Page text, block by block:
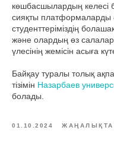
көшбасшылардың келесі
сияқты платформаларды
студенттеріміздің
және олардың өз
үлесінің жемісін асыға
Байқау туралы толық
тізімін Назарбаев
болады.
01.10.2024